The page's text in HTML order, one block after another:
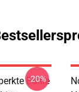
Editie
-20%